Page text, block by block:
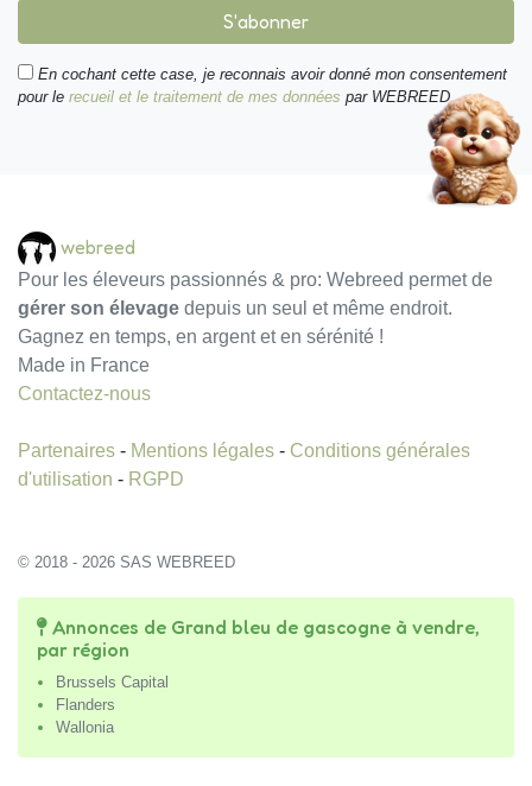
S'abonner
En cochant cette case, je reconnais avoir donné mon consentement
pour le recueil et le traitement de mes données par WEBREED.
webreed
Pour les éleveurs passionnés & pro: Webreed permet de
gérer son élevage depuis un seul et même endroit.
Gagnez en temps, en argent et en sérénité !
Made in France
Contactez-nous
Partenaires - Mentions légales - Conditions générales
d'utilisation - RGPD
© 2018 - 2026 SAS WEBREED
Annonces de Grand bleu de gascogne à vendre,
par région
Brussels Capital
Flanders
Wallonia